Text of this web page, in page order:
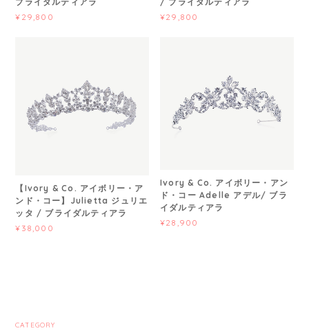
¥29,800
¥29,800
【Ivory & Co. アイボリー・ア
ンド・コー】Julietta ジュリエ
ッタ / ブライダルティアラ
¥38,000
Ivory & Co. アイボリー・アン
ド・コー Adelle アデル/ ブラ
イダルティアラ
¥28,900
CATEGORY